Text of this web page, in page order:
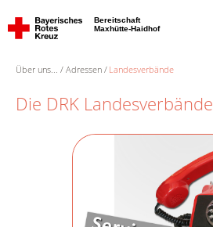
Bereitschaft
Maxhütte-Haidhof
Über uns... Adressen Landesverbände
Die DRK Landesverbände